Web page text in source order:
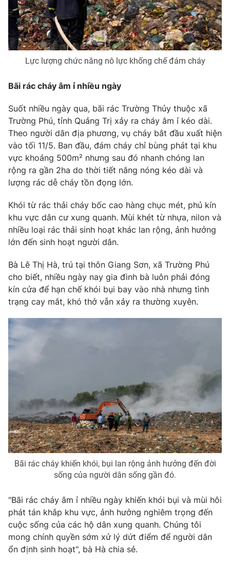
Hậu trường
Nhân vật
Khán giả
Giải sao mai
Điện ảnh
Âm nhạc
Đời sống
Du lịch
Làm đẹp
Chất lượng cuộc sống
Giáo dục
Công nghệ
Hitech Công nghệ tương lai
Sản phẩm
Thị trường
Tư vấn
Giao lưu trực tuyến
Lịch phát sóng
Chuyên mục khác
Emagazine Podcast
Photo Infographic
Video Shorts video
VTV Money VTV Thể thao
VTV Sức khoẻ Bất động sản
Thị trường 24h
Vươn mình bằng AI
VTV9 VTV8
Liên hệ tòa soạn English
Theo dõi báo trên
Cơ quan chủ quản:Đài Truyền hình Việt Nam
Lực lượng chức năng nô lực khống chế đám cháy
Bãi rác cháy âm ỉ nhiều ngày
Suốt nhiều ngày qua, bãi rác Trường Thủy thuộc xã
Trường Phú, tỉnh Quảng Trị xảy ra cháy âm ỉ kéo dài.
Theo người dân địa phương, vụ cháy bắt đầu xuất hiện
vào tối 11/5. Ban đầu, đám cháy chỉ bùng phát tại khu
vực khoảng 500m² nhưng sau đó nhanh chóng lan
rộng ra gần 2ha do thời tiết nắng nóng kéo dài và
lượng rác dễ cháy tồn đọng lớn.
Khói từ rác thải cháy bốc cao hàng chục mét, phủ kín
khu vực dân cư xung quanh. Mùi khét từ nhựa, nilon và
nhiều loại rác thải sinh hoạt khác lan rộng, ảnh hưởng
lớn đến sinh hoạt người dân.
Bà Lê Thị Hà, trú tại thôn Giang Sơn, xã Trường Phú
cho biết, nhiều ngày nay gia đình bà luôn phải đóng
kín cửa để hạn chế khói bụi bay vào nhà nhưng tình
trạng cay mắt, khó thở vẫn xảy ra thường xuyên.
Bãi rác cháy khiến khói, bụi lan rộng ảnh hưởng đến đời
sống của người dân sống gần đó.
"Bãi rác cháy âm ỉ nhiều ngày khiến khói bụi và mùi hôi
phát tán khắp khu vực, ảnh hưởng nghiêm trọng đến
cuộc sống của các hộ dân xung quanh. Chúng tôi
mong chính quyền sớm xử lý dứt điểm để người dân
ổn định sinh hoạt", bà Hà chia sẻ.